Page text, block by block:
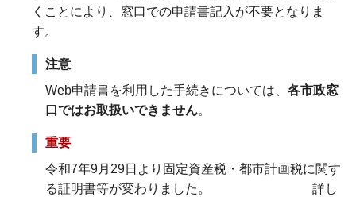
くことにより、窓口での申請書記入が不要となりま
す。
注意
Web申請書を利用した手続きについては、各市政窓
口ではお取扱いできません。
重要
令和7年9月29日より固定資産税・都市計画税に関す
る証明書等が変わりました。 詳し